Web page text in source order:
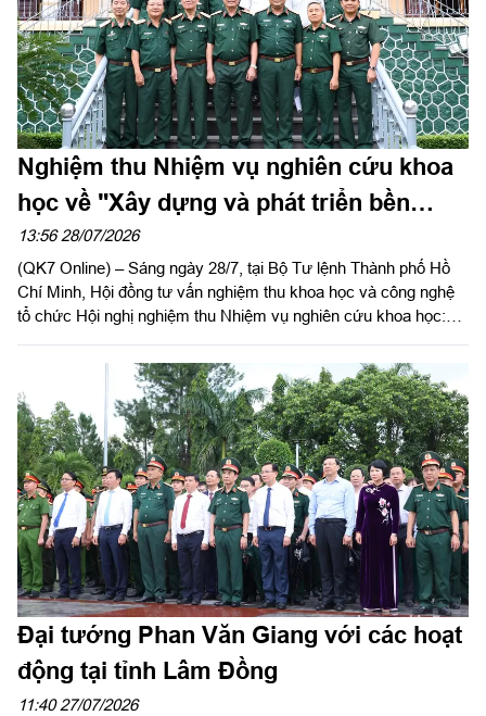
Nghiệm thu Nhiệm vụ nghiên cứu khoa
học về "Xây dựng và phát triển bền
vững tiềm lực quốc phòng Thành phố
Hồ Chí Minh trong thời kỳ mới"
13:56 28/07/2026
(QK7 Online) – Sáng ngày 28/7, tại Bộ Tư lệnh Thành phố Hồ
Chí Minh, Hội đồng tư vấn nghiệm thu khoa học và công nghệ
tổ chức Hội nghị nghiệm thu Nhiệm vụ nghiên cứu khoa học:
phố Hồ Chí Minh trong thời kỳ mới”. Trung tướng, PGS, TS
Trần Thái Bình, nguyên Viện trưởng Viện Chiến lược Quốc
phòng, Chủ tịch Hội đồng; Trung tướng, PGS, TS Hoàng Văn
Minh, nguyên Giám đốc Học viện Lục quân, phó Chủ tịch Hội
đồng, đồng chủ trì nghiệm thu.
Đại tướng Phan Văn Giang với các hoạt
động tại tỉnh Lâm Đồng
11:40 27/07/2026